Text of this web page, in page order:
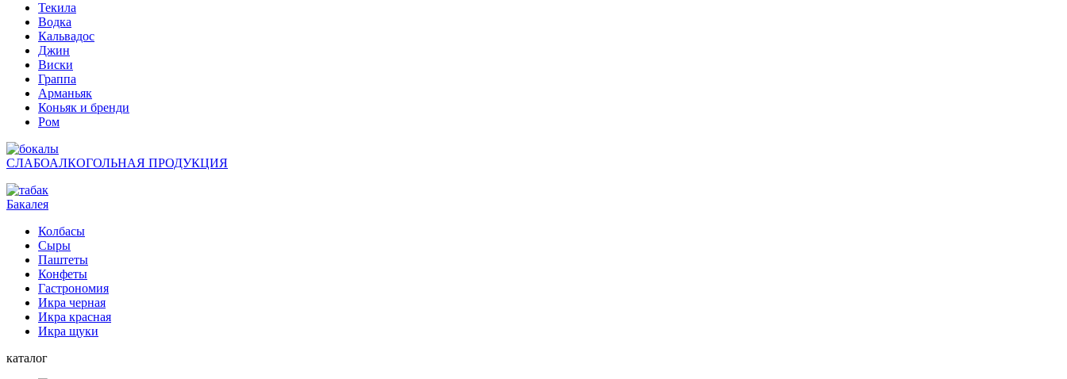
Текила
Водка
Кальвадос
Джин
Виски
Граппа
Арманьяк
Коньяк и бренди
Ром
СЛАБОАЛКОГОЛЬНАЯ ПРОДУКЦИЯ
Бакалея
Колбасы
Сыры
Паштеты
Конфеты
Гастрономия
Икра черная
Икра красная
Икра щуки
каталог